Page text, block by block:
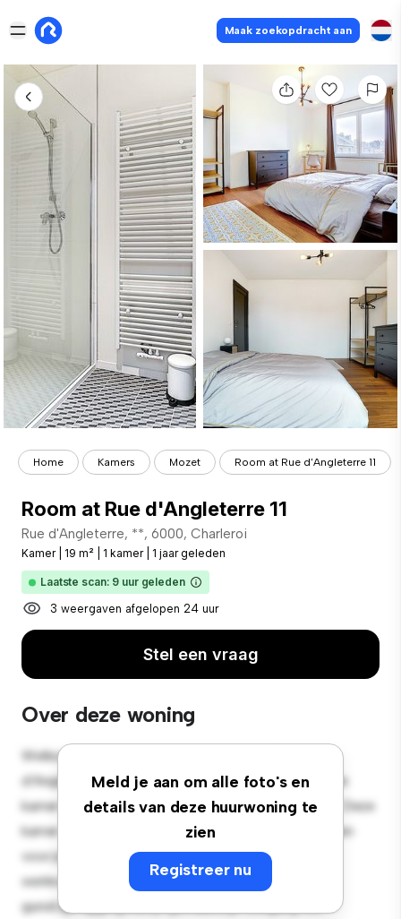
Maak zoekopdracht aan
Home Kamers Mozet Room at Rue d'Angleterre 11
Room at Rue d'Angleterre 11
Rue d'Angleterre, **, 6000, Charleroi
Kamer 19 m² 1 kamer 1 jaar geleden
Laatste scan: 9 uur geleden
3 weergaven afgelopen 24 uur
Stel een vraag
Over deze woning
Meld je aan om alle foto's en
details van deze huurwoning te
zien
Registreer nu
Welkom bij je nieuwe toevluchtsoord in Rue
d'Angleterre, 11, 6000, Charleroi! Deze comfortabele
kamer biedt een rustige en persoonlijke leefruimte. Deze
kamer is ingericht met de essentiële benodigdheden
voor je gemak en biedt een comfortabel bed, een
werkruimte en opbergmogelijkheden. Dankzij de
gunstige ligging heb je gemakkelijk toegang tot